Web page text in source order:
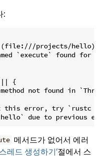
:
projects/hello)
{
not found in
this error, try `rustc --
메서드가 없어서 에러
레드 생성하기’절에서 스